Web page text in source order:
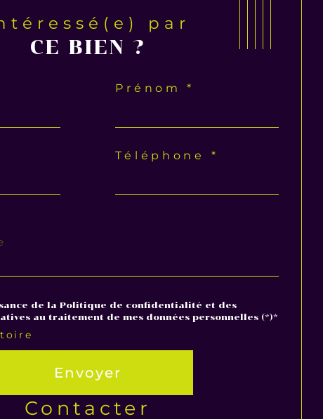
par
CE BIEN ?
Prénom *
Téléphone *
de la Politique de confidentialité et des
au traitement de mes données personnelles (*)*
Envoyer
contacter